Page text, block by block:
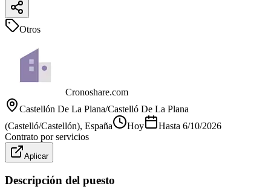
Otros
Cronoshare.com
Castellón De La Plana/Castelló De La Plana
(Castelló/Castellón), España Hoy Hasta 6/10/2026
Contrato por servicios
Aplicar
Descripción del puesto